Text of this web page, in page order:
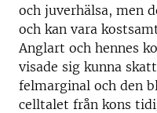
och juverhälsa, men
och kan vara
Anglart och hennes
visade sig kunna
felmarginal och den
celltalet från kons